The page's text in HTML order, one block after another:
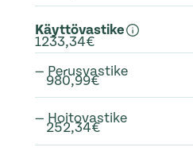
Käyttövastike
1233,34€
— Perusvastike
980,99€
— Hoitovastike
252,34€